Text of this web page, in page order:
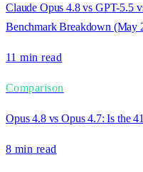
Claude Opus 4.8 vs GPT-5.5
Benchmark Breakdown (May
11 min read
Comparison
Opus 4.8 vs Opus 4.7: Is the
8 min read